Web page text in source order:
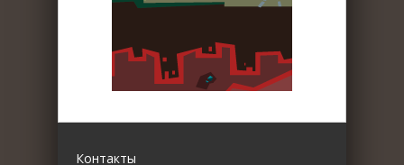
Контакты